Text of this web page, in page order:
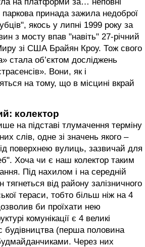
принада зажила недоброї
якось у липні 1999 року за
з мосту впав "навіть" 27-річний
зі США Брайян Кроу. Тож свого
стала об’єктом досліджень
Вони, як і
на тому, що в місцині вкрай
колектор
на підставі тлумачення терміну
слів, одне зі значень якого –
поверхнею вулиць, зазвичай для
Хоча чи є наш колектор таким
Під нахилом і на середній
тягнеться від району залізничного
тераси, тобто більш ніж на 4
би проїхати нею
комунікації є 4 великі
будівництва (перша половина
Через них